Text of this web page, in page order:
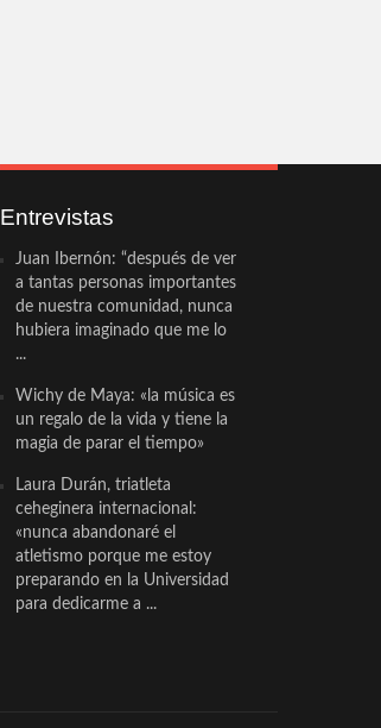
Entrevistas
Juan Ibernón: “después de ver
a tantas personas importantes
de nuestra comunidad, nunca
hubiera imaginado que me lo
...
Wichy de Maya: «la música es
un regalo de la vida y tiene la
magia de parar el tiempo»
Laura Durán, triatleta
ceheginera internacional:
«nunca abandonaré el
atletismo porque me estoy
preparando en la Universidad
para dedicarme a ...